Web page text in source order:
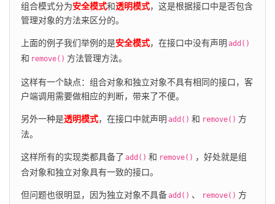
组合模式分为安全模式和透明模式，这是根据接口中是否包含
管理对象的方法来区分的。
上面的例子我们举例的是安全模式，在接口中没有声明 add()
和 remove() 方法管理方法。
这样有一个缺点：组合对象和独立对象不具有相同的接口，客
户端调用需要做相应的判断，带来了不便。
另外一种是透明模式，在接口中就声明 add() 和 remove() 方
法。
这样所有的实现类都具备了 add() 和 remove() ，好处就是组
合对象和独立对象具有一致的接口。
但问题也很明显，因为独立对象不具备add() 、 remove() 方